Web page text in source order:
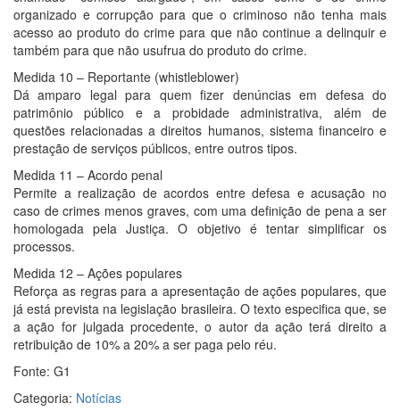
organizado e corrupção para que o criminoso não tenha mais
acesso ao produto do crime para que não continue a delinquir e
também para que não usufrua do produto do crime.
Medida 10 – Reportante (whistleblower)
Dá amparo legal para quem fizer denúncias em defesa do
patrimônio público e a probidade administrativa, além de
questões relacionadas a direitos humanos, sistema financeiro e
prestação de serviços públicos, entre outros tipos.
Medida 11 – Acordo penal
Permite a realização de acordos entre defesa e acusação no
caso de crimes menos graves, com uma definição de pena a ser
homologada pela Justiça. O objetivo é tentar simplificar os
processos.
Medida 12 – Ações populares
Reforça as regras para a apresentação de ações populares, que
já está prevista na legislação brasileira. O texto especifica que, se
a ação for julgada procedente, o autor da ação terá direito a
retribuição de 10% a 20% a ser paga pelo réu.
Fonte: G1
Categoria: Notícias